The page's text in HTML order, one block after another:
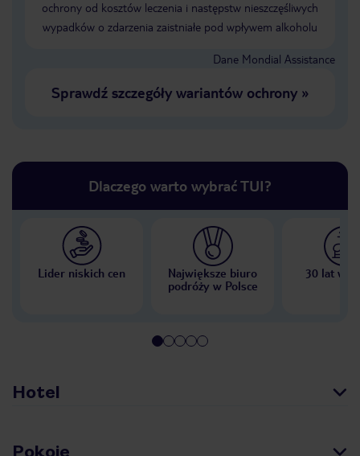
ochrony od kosztów leczenia i następstw nieszczęśliwych
wypadków o zdarzenia zaistniałe pod wpływem alkoholu
Dane Mondial Assistance
Sprawdź szczegóły wariantów ochrony»
Dlaczego warto wybrać TUI?
Lider niskich cen
Największe biuro
podróży w Polsce
30 lat w
Hotel
Pokoje